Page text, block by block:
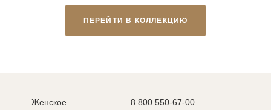
ПЕРЕЙТИ В КОЛЛЕКЦИЮ
Женское
8 800 550-67-00